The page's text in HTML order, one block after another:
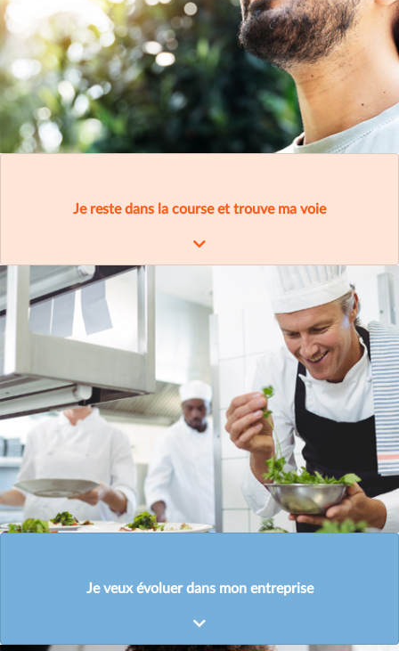
Je reste dans la course et trouve ma voie
Je veux évoluer dans mon entreprise